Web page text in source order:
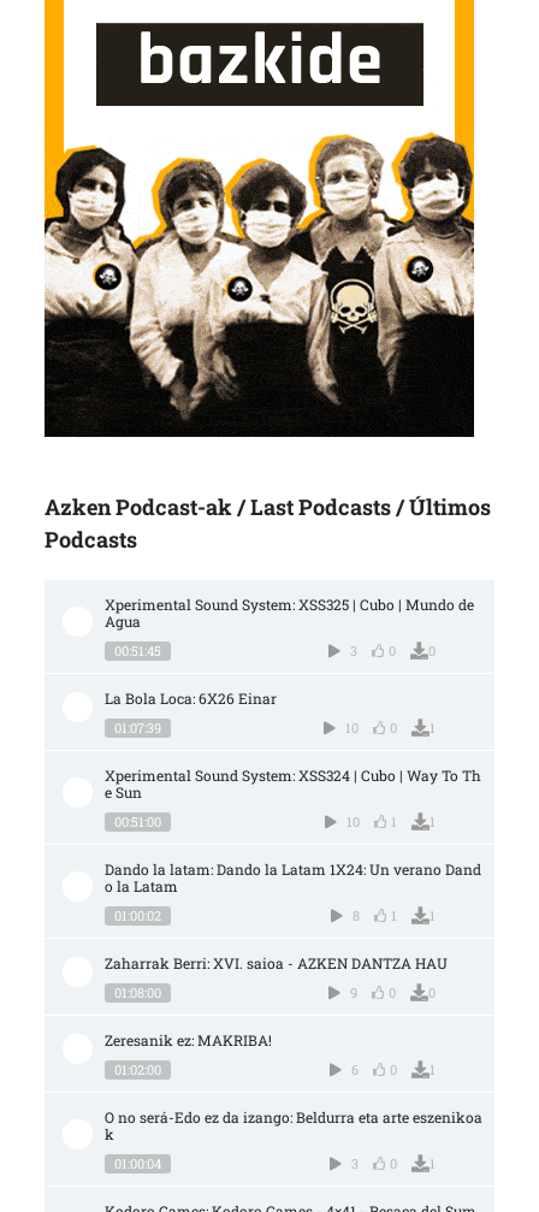
Azken Podcast-ak / Last Podcasts / Últimos
Podcasts
Xperimental Sound System: XSS325 | Cubo | Mundo de
Agua
00:51:45 3 0 0
La Bola Loca: 6X26 Einar
01:07:39 10 0 1
Xperimental Sound System: XSS324 | Cubo | Way To Th
e Sun
00:51:00 10 1 1
Dando la latam: Dando la Latam 1X24: Un verano Dand
o la Latam
01:00:02 8 1 1
Zaharrak Berri: XVI. saioa - AZKEN DANTZA HAU
01:08:00 9 0 0
Zeresanik ez: MAKRIBA!
01:02:00 6 0 1
O no será-Edo ez da izango: Beldurra eta arte eszenikoa
k
01:00:04 3 0 1